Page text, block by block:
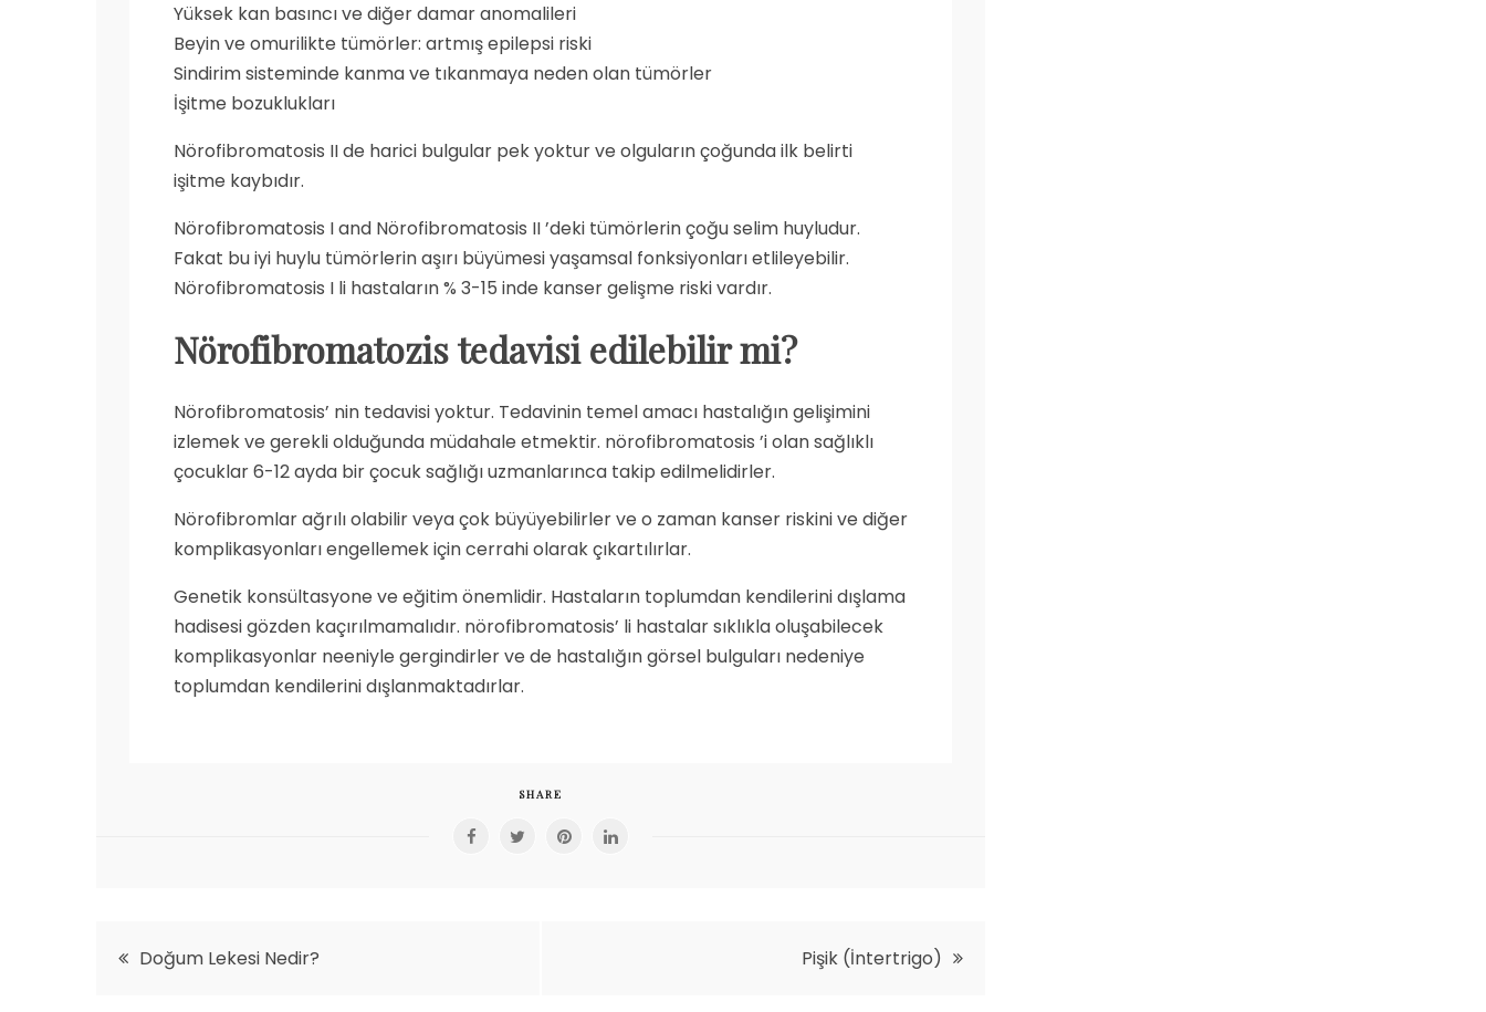
Yüksek kan basıncı ve diğer damar anomalileri
Beyin ve omurilikte tümörler: artmış epilepsi riski
Sindirim sisteminde kanma ve tıkanmaya neden olan tümörler
İşitme bozuklukları
Nörofibromatosis II de harici bulgular pek yoktur ve olguların çoğunda ilk belirti
işitme kaybıdır.
Nörofibromatosis I and Nörofibromatosis II ’deki tümörlerin çoğu selim huyludur.
Fakat bu iyi huylu tümörlerin aşırı büyümesi yaşamsal fonksiyonları etlileyebilir.
Nörofibromatosis I li hastaların % 3-15 inde kanser gelişme riski vardır.
Nörofibromatozis tedavisi edilebilir mi?
Nörofibromatosis’ nin tedavisi yoktur. Tedavinin temel amacı hastalığın gelişimini
izlemek ve gerekli olduğunda müdahale etmektir. nörofibromatosis ’i olan sağlıklı
çocuklar 6-12 ayda bir çocuk sağlığı uzmanlarınca takip edilmelidirler.
Nörofibromlar ağrılı olabilir veya çok büyüyebilirler ve o zaman kanser riskini ve diğer
komplikasyonları engellemek için cerrahi olarak çıkartılırlar.
Genetik konsültasyone ve eğitim önemlidir. Hastaların toplumdan kendilerini dışlama
hadisesi gözden kaçırılmamalıdır. nörofibromatosis’ li hastalar sıklıkla oluşabilecek
komplikasyonlar neeniyle gergindirler ve de hastalığın görsel bulguları nedeniye
toplumdan kendilerini dışlanmaktadırlar.
SHARE
YazıDoğum Lekesi Nedir? Pişik (İntertrigo)